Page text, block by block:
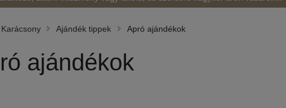
Karácsony Ajándék tippek Apró ajándékok
ajándékok